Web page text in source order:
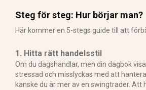
Steg för steg: Hur börjar man?
Här kommer en 5-stegs guide till att
1. Hitta rätt handelsstil
Om du dagshandlar, men din dagbok
stressad och misslyckas med att
kanske du är mer av en swingtrader. Att